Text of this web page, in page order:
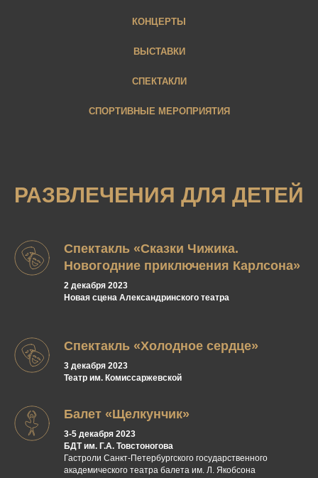
КОНЦЕРТЫ
ВЫСТАВКИ
СПЕКТАКЛИ
СПОРТИВНЫЕ МЕРОПРИЯТИЯ
РАЗВЛЕЧЕНИЯ ДЛЯ ДЕТЕЙ
Спектакль «Сказки Чижика.
Новогодние приключения Карлсона»
2 декабря 2023
Новая сцена Александринского театра
Спектакль «Холодное сердце»
3 декабря 2023
Театр им. Комиссаржевской
Балет «Щелкунчик»
3-5 декабря 2023
БДТ им. Г.А. Товстоногова
Гастроли Санкт-Петербургского государственного
академического театра балета им. Л. Якобсона